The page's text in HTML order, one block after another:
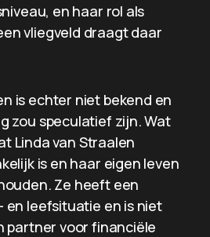
en haar rol als
vliegveld draagt daar
is echter niet bekend en
zou speculatief zijn. Wat
Linda van Straalen
is en haar eigen leven
Ze heeft een
en leefsituatie en is niet
partner voor financiële